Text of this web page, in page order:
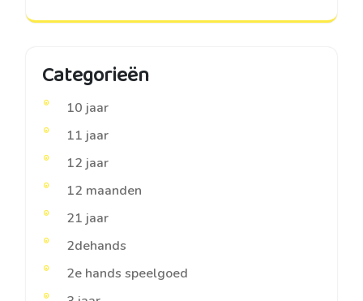
Categorieën
10 jaar
11 jaar
12 jaar
12 maanden
21 jaar
2dehands
2e hands speelgoed